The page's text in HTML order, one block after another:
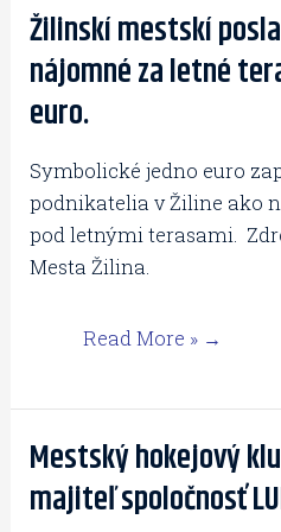
tisíc
eur.
Žilinskí mestskí
nájomné za letné
euro.
Symbolické jedno euro
podnikatelia v Žiline ako
pod letnými terasami.
Mesta Žilina.
Žilinskí
mestskí
poslanci
rokovali
nájomné
za
letné
terasy
na
euro.
Read More »
Mestský hokejový
majiteľ spoločnosť
Mestský
hokejový
klub